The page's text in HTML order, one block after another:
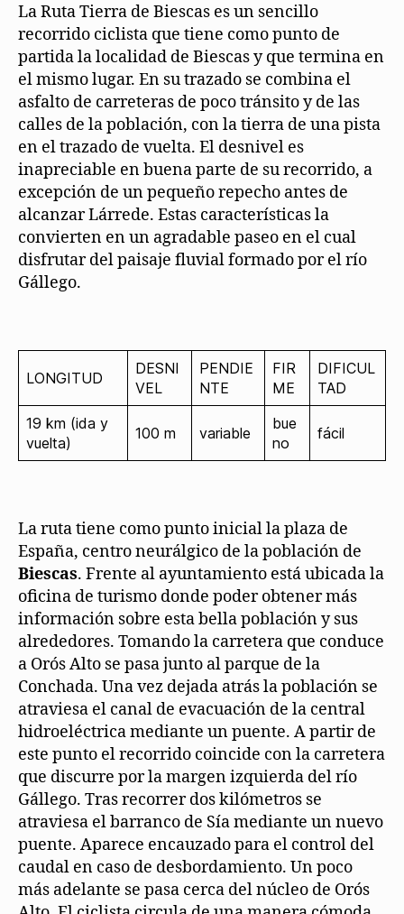
La Ruta Tierra de Biescas es un sencillo
recorrido ciclista que tiene como punto de
partida la localidad de Biescas y que termina en
el mismo lugar. En su trazado se combina el
asfalto de carreteras de poco tránsito y de las
calles de la población, con la tierra de una pista
en el trazado de vuelta. El desnivel es
inapreciable en buena parte de su recorrido, a
excepción de un pequeño repecho antes de
alcanzar Lárrede. Estas características la
convierten en un agradable paseo en el cual
disfrutar del paisaje fluvial formado por el río
Gállego.
LONGITUD
DESNI
VEL
PENDIE
NTE
FIR
ME
DIFICUL
TAD
19 km (ida y
vuelta)
100 m variable
bue
no
fácil
La ruta tiene como punto inicial la plaza de
España, centro neurálgico de la población de
Biescas. Frente al ayuntamiento está ubicada la
oficina de turismo donde poder obtener más
información sobre esta bella población y sus
alrededores. Tomando la carretera que conduce
a Orós Alto se pasa junto al parque de la
Conchada. Una vez dejada atrás la población se
atraviesa el canal de evacuación de la central
hidroeléctrica mediante un puente. A partir de
este punto el recorrido coincide con la carretera
que discurre por la margen izquierda del río
Gállego. Tras recorrer dos kilómetros se
atraviesa el barranco de Sía mediante un nuevo
puente. Aparece encauzado para el control del
caudal en caso de desbordamiento. Un poco
más adelante se pasa cerca del núcleo de Orós